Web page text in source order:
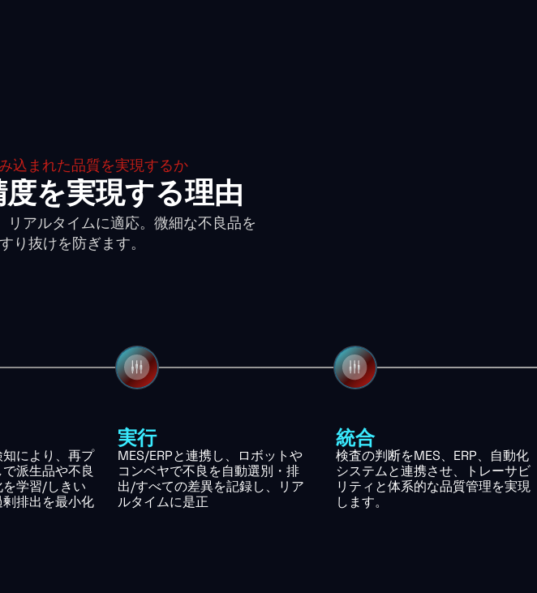
込まれた品質を実現するか
度を実現する理由
アルタイムに適応。微細な不良品を
り抜けを防ぎます。
により、再プ
派生品や不良
学習/しきい
排出を最小化
実行
MES/ERPと連携し、ロボットや
コンベヤで不良を自動選別・排
出/すべての差異を記録し、リア
ルタイムに是正
統合
検査の判断をMES、ERP、自動化
システムと連携させ、トレーサビ
リティと体系的な品質管理を実現
します。